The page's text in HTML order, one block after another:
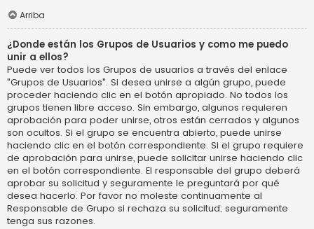
Arriba
¿Donde están los Grupos de Usuarios y como me puedo
unir a ellos?
Puede ver todos los Grupos de usuarios a través del enlace
"Grupos de Usuarios". Si desea unirse a algún grupo, puede
proceder haciendo clic en el botón apropiado. No todos los
grupos tienen libre acceso. Sin embargo, algunos requieren
aprobación para poder unirse, otros están cerrados y algunos
son ocultos. Si el grupo se encuentra abierto, puede unirse
haciendo clic en el botón correspondiente. Si el grupo requiere
de aprobación para unirse, puede solicitar unirse haciendo clic
en el botón correspondiente. El responsable del grupo deberá
aprobar su solicitud y seguramente le preguntará por qué
desea hacerlo. Por favor no moleste continuamente al
Responsable de Grupo si rechaza su solicitud; seguramente
tenga sus razones.